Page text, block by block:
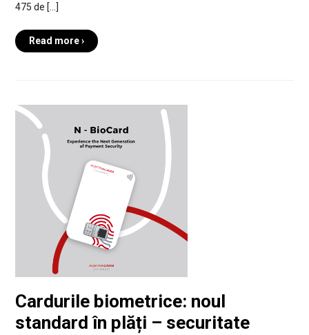
475 de […]
Read more ›
Cardurile biometrice: noul
standard în plăți – securitate